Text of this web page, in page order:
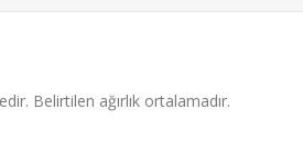
Belirtilen ağırlık ortalamadır.